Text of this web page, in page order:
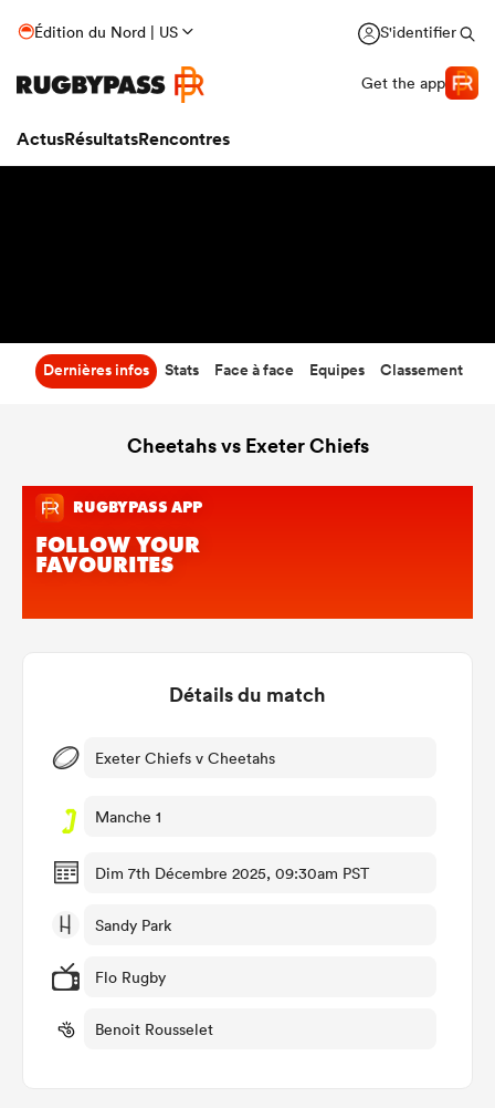
Édition du Nord | US S'identifier
Get the app
ActusRésultatsRencontres
Dernières infos Stats Face à face Equipes Classement
Cheetahs vs Exeter Chiefs
Détails du match
Exeter Chiefs v Cheetahs
Manche 1
Dim 7th Décembre 2025, 09:30am PST
Sandy Park
Flo Rugby
Benoit Rousselet